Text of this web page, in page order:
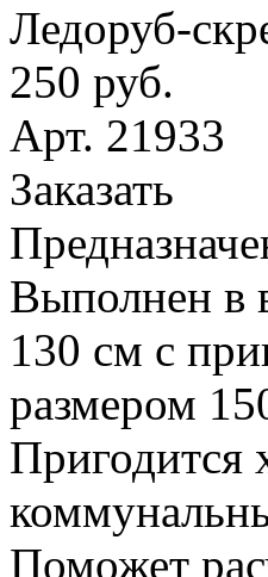
Ледоруб-
250 руб.
Арт. 21933
Заказать
Выполнен в
130 см с
размером
Пригодится
Поможет